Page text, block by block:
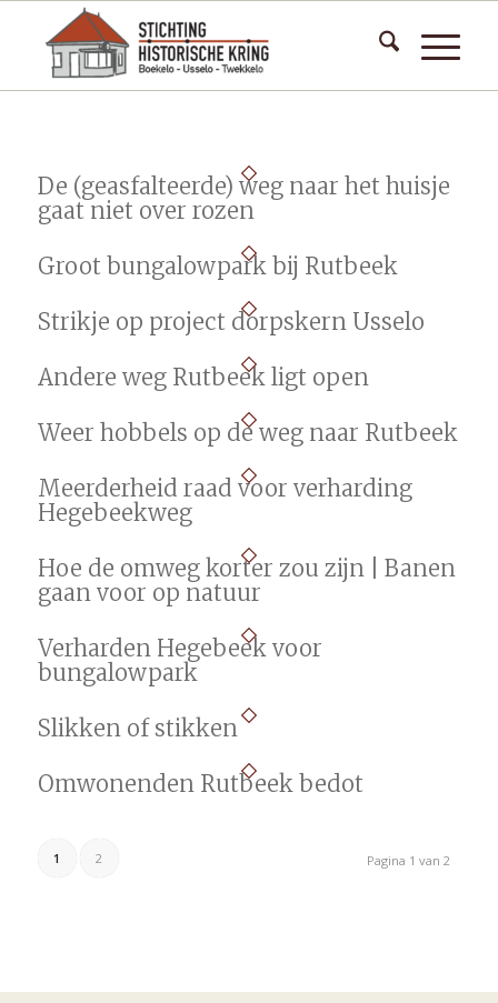
De (geasfalteerde) weg naar het huisje
gaat niet over rozen
Groot bungalowpark bij Rutbeek
Strikje op project dorpskern Usselo
Andere weg Rutbeek ligt open
Weer hobbels op de weg naar Rutbeek
Meerderheid raad voor verharding
Hegebeekweg
Hoe de omweg korter zou zijn | Banen
gaan voor op natuur
Verharden Hegebeek voor
bungalowpark
Slikken of stikken
Omwonenden Rutbeek bedot
Pagina 1 van 2
1 2